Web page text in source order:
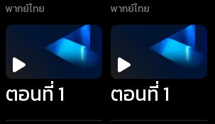
พากย์ไทย พากย์ไทย
ตอนที่ 1 ตอนที่ 1